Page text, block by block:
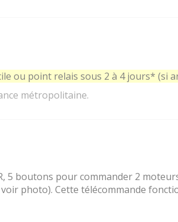
ou point relais sous 2 à 4 jours* (si
métropolitaine.
5 boutons pour commander 2
photo). Cette télécommande